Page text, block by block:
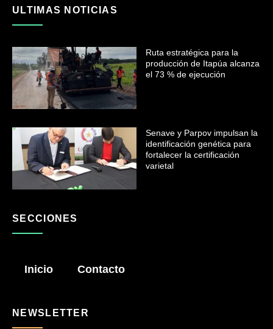
ULTIMAS NOTICIAS
Ruta estratégica para la
producción de Itapúa alcanza
el 73 % de ejecución
Senave y Parpov impulsan la
identificación genética para
fortalecer la certificación
varietal
SECCIONES
Inicio Contacto
NEWSLETTER